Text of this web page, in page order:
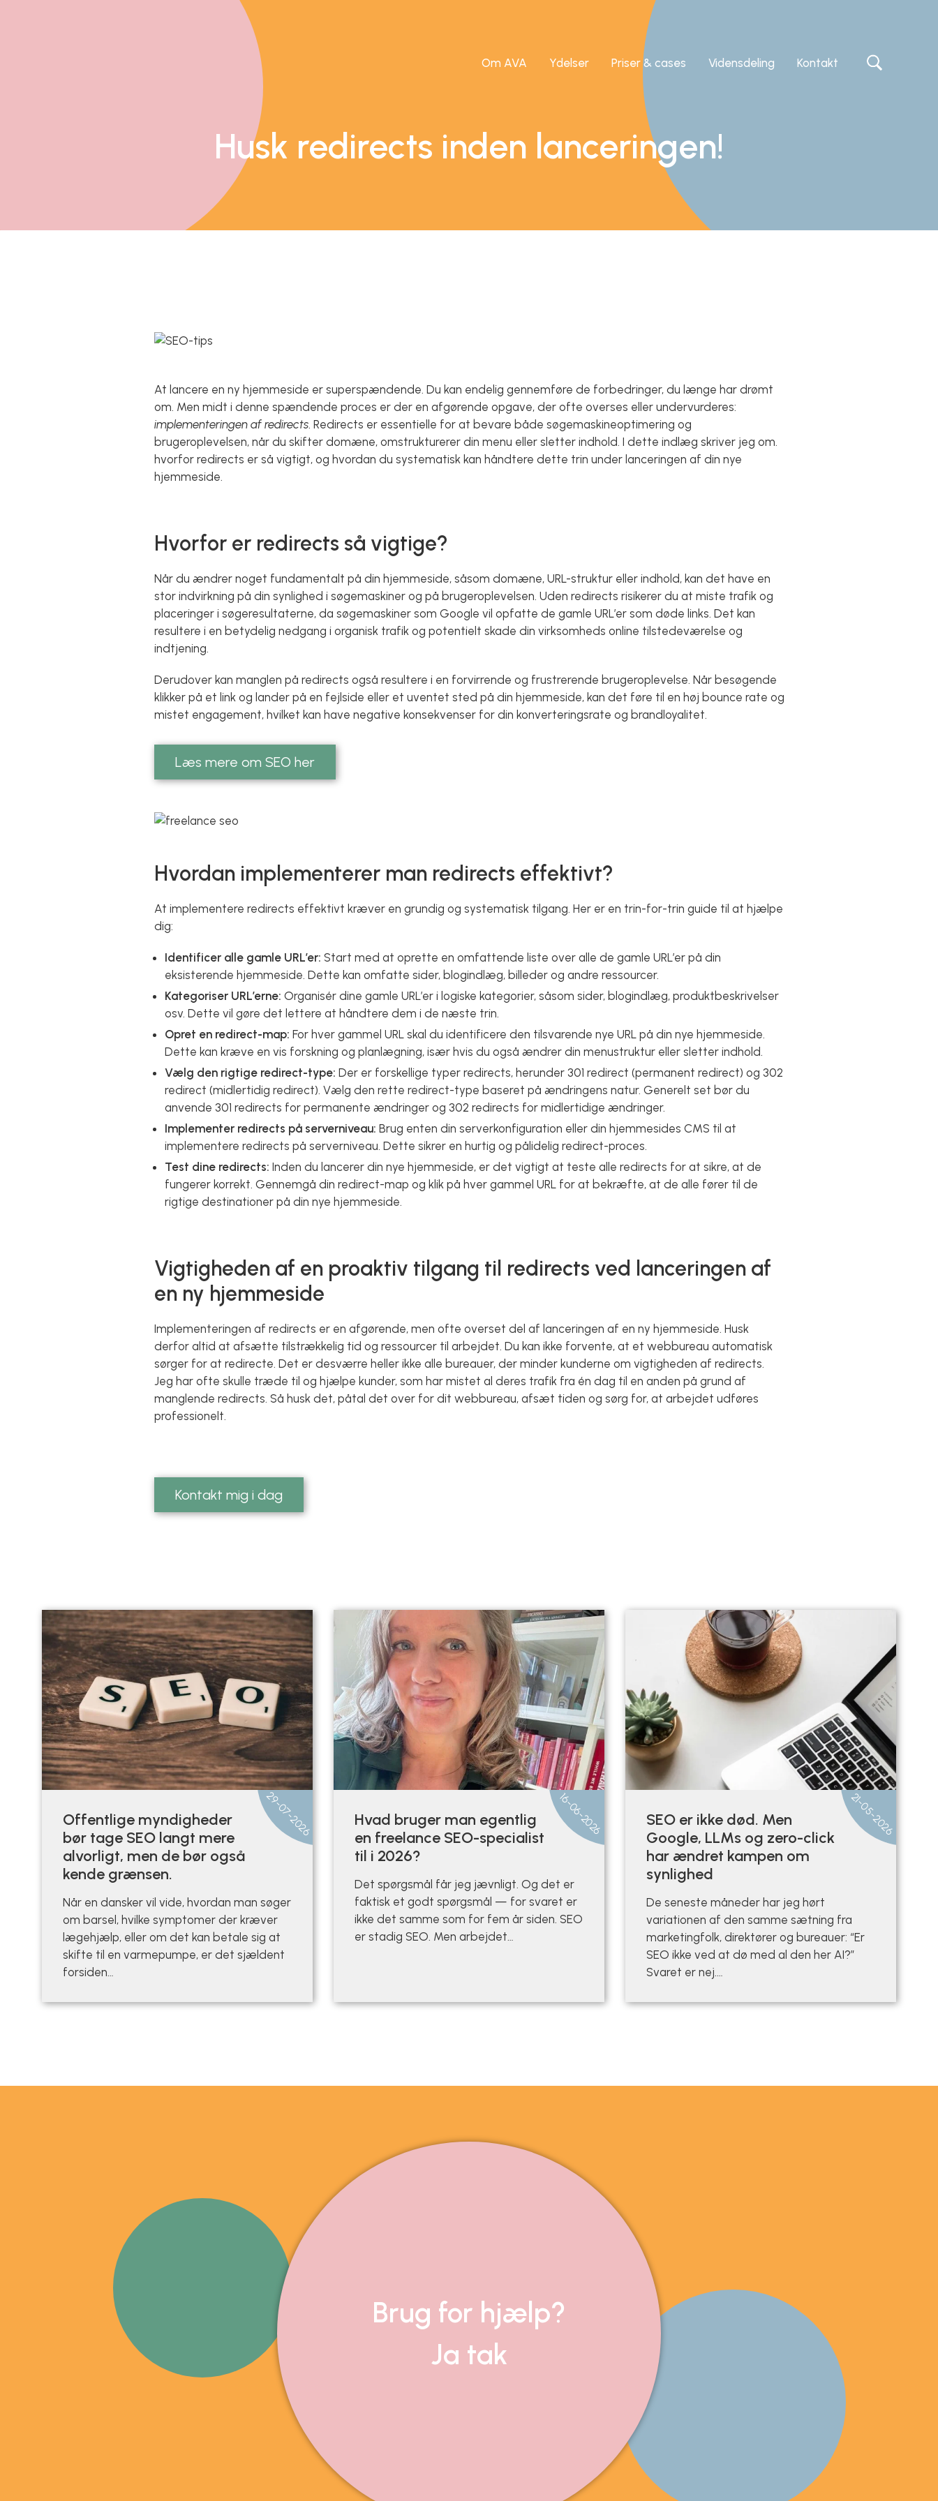
Om AVA Ydelser Priser & cases Vidensdeling Kontakt
Husk redirects inden lanceringen!
At lancere en ny hjemmeside er superspændende. Du kan endelig gennemføre de forbedringer, du længe har drømt
om. Men midt i denne spændende proces er der en afgørende opgave, der ofte overses eller undervurderes:
implementeringen af redirects. Redirects er essentielle for at bevare både søgemaskineoptimering og
brugeroplevelsen, når du skifter domæne, omstrukturerer din menu eller sletter indhold. I dette indlæg skriver jeg om.
hvorfor redirects er så vigtigt, og hvordan du systematisk kan håndtere dette trin under lanceringen af din nye
hjemmeside.
Hvorfor er redirects så vigtige?
Når du ændrer noget fundamentalt på din hjemmeside, såsom domæne, URL-struktur eller indhold, kan det have en
stor indvirkning på din synlighed i søgemaskiner og på brugeroplevelsen. Uden redirects risikerer du at miste trafik og
placeringer i søgeresultaterne, da søgemaskiner som Google vil opfatte de gamle URL’er som døde links. Det kan
resultere i en betydelig nedgang i organisk trafik og potentielt skade din virksomheds online tilstedeværelse og
indtjening.
Derudover kan manglen på redirects også resultere i en forvirrende og frustrerende brugeroplevelse. Når besøgende
klikker på et link og lander på en fejlside eller et uventet sted på din hjemmeside, kan det føre til en høj bounce rate og
mistet engagement, hvilket kan have negative konsekvenser for din konverteringsrate og brandloyalitet.
Læs mere om SEO her
Hvordan implementerer man redirects effektivt?
At implementere redirects effektivt kræver en grundig og systematisk tilgang. Her er en trin-for-trin guide til at hjælpe
dig:
Identificer alle gamle URL’er: Start med at oprette en omfattende liste over alle de gamle URL’er på din
eksisterende hjemmeside. Dette kan omfatte sider, blogindlæg, billeder og andre ressourcer.
Kategoriser URL’erne: Organisér dine gamle URL’er i logiske kategorier, såsom sider, blogindlæg, produktbeskrivelser
osv. Dette vil gøre det lettere at håndtere dem i de næste trin.
Opret en redirect-map: For hver gammel URL skal du identificere den tilsvarende nye URL på din nye hjemmeside.
Dette kan kræve en vis forskning og planlægning, især hvis du også ændrer din menustruktur eller sletter indhold.
Vælg den rigtige redirect-type: Der er forskellige typer redirects, herunder 301 redirect (permanent redirect) og 302
redirect (midlertidig redirect). Vælg den rette redirect-type baseret på ændringens natur. Generelt set bør du
anvende 301 redirects for permanente ændringer og 302 redirects for midlertidige ændringer.
Implementer redirects på serverniveau: Brug enten din serverkonfiguration eller din hjemmesides CMS til at
implementere redirects på serverniveau. Dette sikrer en hurtig og pålidelig redirect-proces.
Test dine redirects: Inden du lancerer din nye hjemmeside, er det vigtigt at teste alle redirects for at sikre, at de
fungerer korrekt. Gennemgå din redirect-map og klik på hver gammel URL for at bekræfte, at de alle fører til de
rigtige destinationer på din nye hjemmeside.
Vigtigheden af en proaktiv tilgang til redirects ved lanceringen af
en ny hjemmeside
Implementeringen af redirects er en afgørende, men ofte overset del af lanceringen af en ny hjemmeside. Husk
derfor altid at afsætte tilstrækkelig tid og ressourcer til arbejdet. Du kan ikke forvente, at et webbureau automatisk
sørger for at redirecte. Det er desværre heller ikke alle bureauer, der minder kunderne om vigtigheden af redirects.
Jeg har ofte skulle træde til og hjælpe kunder, som har mistet al deres trafik fra én dag til en anden på grund af
manglende redirects. Så husk det, påtal det over for dit webbureau, afsæt tiden og sørg for, at arbejdet udføres
professionelt.
Kontakt mig i dag
29-07-2026
Offentlige myndigheder
bør tage SEO langt mere
alvorligt, men de bør også
kende grænsen.
Når en dansker vil vide, hvordan man søger
om barsel, hvilke symptomer der kræver
lægehjælp, eller om det kan betale sig at
skifte til en varmepumpe, er det sjældent
forsiden…
16-06-2026
Hvad bruger man egentlig
en freelance SEO-specialist
til i 2026?
Det spørgsmål får jeg jævnligt. Og det er
faktisk et godt spørgsmål — for svaret er
ikke det samme som for fem år siden. SEO
er stadig SEO. Men arbejdet…
21-05-2026
SEO er ikke død. Men
Google, LLMs og zero-click
har ændret kampen om
synlighed
De seneste måneder har jeg hørt
variationen af den samme sætning fra
marketingfolk, direktører og bureauer: “Er
SEO ikke ved at dø med al den her AI?”
Svaret er nej.…
Brug for hjælp?
Ja tak